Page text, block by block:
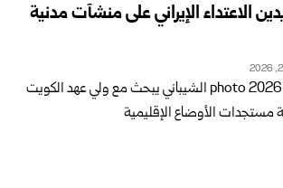
الاعتداء الإيراني على منشآت مدنية